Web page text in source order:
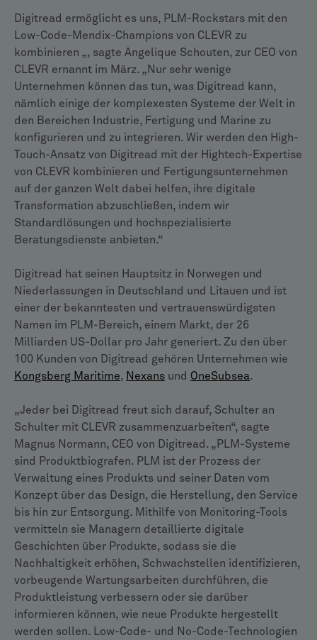
Digitread ermöglicht es uns, PLM-Rockstars mit den
Low-Code-Mendix-Champions von CLEVR zu
kombinieren „, sagte Angelique Schouten, zur CEO von
CLEVR ernannt im März. „Nur sehr wenige
Unternehmen können das tun, was Digitread kann,
nämlich einige der komplexesten Systeme der Welt in
den Bereichen Industrie, Fertigung und Marine zu
konfigurieren und zu integrieren. Wir werden den High-
Touch-Ansatz von Digitread mit der Hightech-Expertise
von CLEVR kombinieren und Fertigungsunternehmen
auf der ganzen Welt dabei helfen, ihre digitale
Transformation abzuschließen, indem wir
Standardlösungen und hochspezialisierte
Beratungsdienste anbieten.“
Digitread hat seinen Hauptsitz in Norwegen und
Niederlassungen in Deutschland und Litauen und ist
einer der bekanntesten und vertrauenswürdigsten
Namen im PLM-Bereich, einem Markt, der 26
Milliarden US-Dollar pro Jahr generiert. Zu den über
100 Kunden von Digitread gehören Unternehmen wie
Kongsberg Maritime, Nexans und OneSubsea.
„Jeder bei Digitread freut sich darauf, Schulter an
Schulter mit CLEVR zusammenzuarbeiten“, sagte
Magnus Normann, CEO von Digitread. „PLM-Systeme
sind Produktbiografen. PLM ist der Prozess der
Verwaltung eines Produkts und seiner Daten vom
Konzept über das Design, die Herstellung, den Service
bis hin zur Entsorgung. Mithilfe von Monitoring-Tools
vermitteln sie Managern detaillierte digitale
Geschichten über Produkte, sodass sie die
Nachhaltigkeit erhöhen, Schwachstellen identifizieren,
vorbeugende Wartungsarbeiten durchführen, die
Produktleistung verbessern oder sie darüber
informieren können, wie neue Produkte hergestellt
werden sollen. Low-Code- und No-Code-Technologien